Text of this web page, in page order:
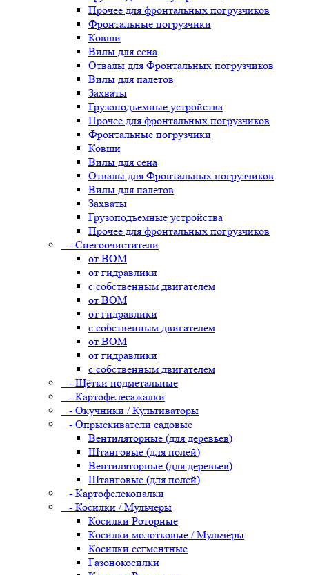
Прочее для фронтальных погрузчиков
Фронтальные погрузчики
Ковши
Вилы для сена
Отвалы для Фронтальных погрузчиков
Вилы для палетов
Захваты
Грузоподъемные устройства
Прочее для фронтальных погрузчиков
Фронтальные погрузчики
Ковши
Вилы для сена
Отвалы для Фронтальных погрузчиков
Вилы для палетов
Захваты
Грузоподъемные устройства
Прочее для фронтальных погрузчиков
- Снегоочистители
от ВОМ
от гидравлики
с собственным двигателем
от ВОМ
от гидравлики
с собственным двигателем
от ВОМ
от гидравлики
с собственным двигателем
- Щётки подметальные
- Картофелесажалки
- Окучники / Культиваторы
- Опрыскиватели садовые
Вентиляторные (для деревьев)
Штанговые (для полей)
Вентиляторные (для деревьев)
Штанговые (для полей)
- Картофелекопалки
- Косилки / Мульчеры
Косилки Роторные
Косилки молотковые / Мульчеры
Косилки сегментные
Газонокосилки